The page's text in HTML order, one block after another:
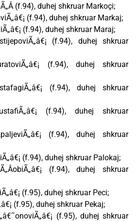
(f.94), duhej shkruar Markoçi;
(f.94), duhej shkruar Markaj;
(f.94), duhej shkruar Maraj;
(f.94), duhej shkruar
(f.94), duhej shkruar
(f.94), duhej shkruar
(f.94), duhej shkruar
(f.94), duhej shkruar
(f.94), duhej shkruar Palokaj;
(f.94), duhej shkruar
(f.95), duhej shkruar Peci;
(f.95), duhej shkruar Pekaj;
(f.95), duhej shkruar